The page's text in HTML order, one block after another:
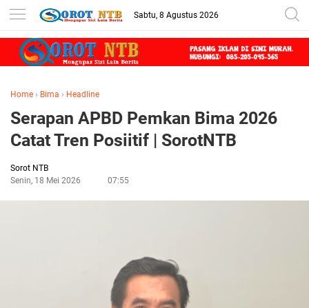
Sabtu, 8 Agustus 2026
Home › Bima › Headline
Serapan APBD Pemkan Bima 2026
Catat Tren Posiitif | SorotNTB
Sorot NTB
Senin, 18 Mei 2026
07:55